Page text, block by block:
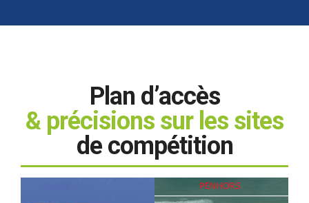
Plan d’accès
& précisions sur les sites
de compétition